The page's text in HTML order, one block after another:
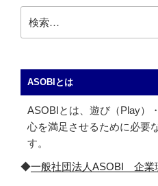
索:
ASOBIとは
ASOBIとは、遊び（Play）
心を満足させるために必要
す。
◆一般社団法人ASOBI 企業